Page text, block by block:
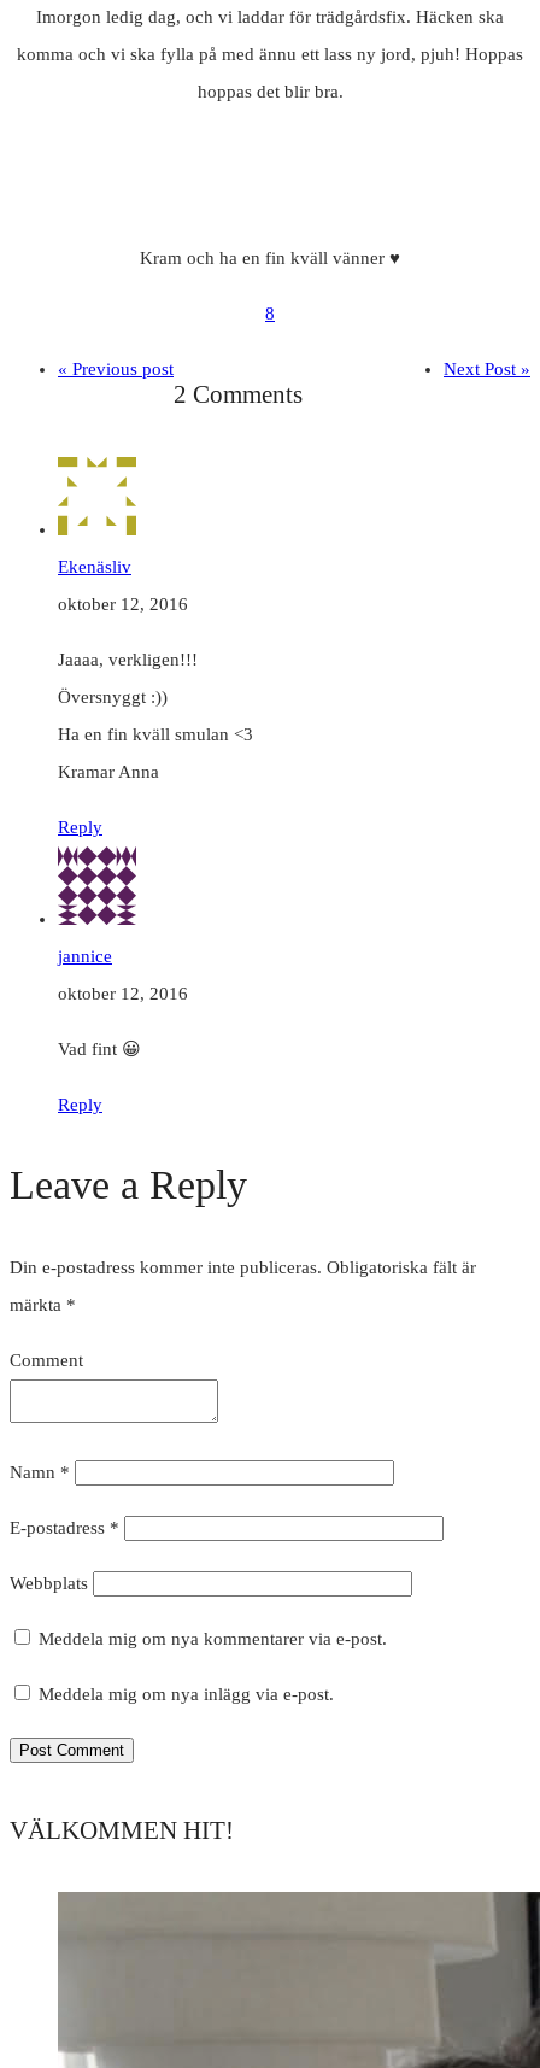
Imorgon ledig dag, och vi laddar för trädgårdsfix. Häcken ska
komma och vi ska fylla på med ännu ett lass ny jord, pjuh! Hoppas
hoppas det blir bra.
Kram och ha en fin kväll vänner ♥
8
« Previous post Next Post »
2 Comments
Ekenäsliv
oktober 12, 2016
Jaaaa, verkligen!!!
Översnyggt :))
Ha en fin kväll smulan <3
Kramar Anna
Reply
jannice
oktober 12, 2016
Vad fint 😀
Reply
Leave a Reply
Din e-postadress kommer inte publiceras. Obligatoriska fält är
märkta *
Comment
Namn *
E-postadress *
Webbplats
Meddela mig om nya kommentarer via e-post.
Meddela mig om nya inlägg via e-post.
VÄLKOMMEN HIT!